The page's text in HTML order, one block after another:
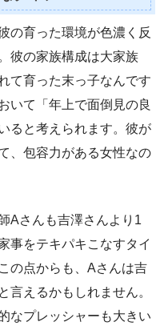
の育った環境が色濃く反
彼の家族構成は大家族
て育った末っ子なんです
いて「年上で面倒見の良
ると考えられます。彼が
、包容力がある女性なの
Aさんも吉澤さんより1
事をテキパキこなすタイ
の点からも、Aさんは吉
言えるかもしれません。
なプレッシャーも大きい